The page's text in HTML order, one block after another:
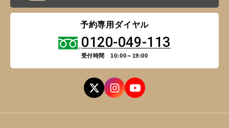
予約専用ダイヤル
0120-049-113
受付時間 10:00～19:00
CLOSE
福岡 飯塚